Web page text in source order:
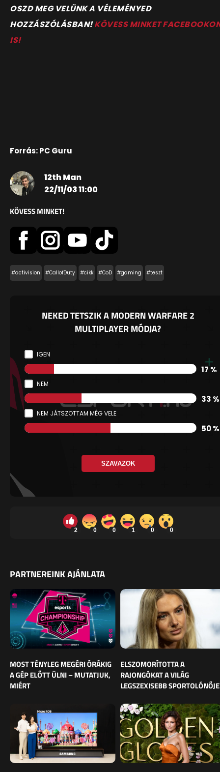
OSZD MEG VELÜNK A VÉLEMÉNYED
HOZZÁSZÓLÁSBAN!KÖVESS MINKET
IS!
Forrás: PC Guru
12th Man
22/11/03 11:00
KÖVESS MINKET!
#activision #CallofDuty #cikk #CoD #gaming #teszt
NEKED TETSZIK A MODERN WARFARE 2
MULTIPLAYER MÓDJA?
IGEN
17 %
NEM
33 %
NEM JÁTSZOTTAM MÉG VELE
50 %
SZAVAZOK
2 0 0 1 0 0
PARTNEREINK AJÁNLATA
MOST TÉNYLEG MEGÉRI ÓRÁKIG
A GÉP ELŐTT ÜLNI – MUTATJUK,
MIÉRT
ELSZOMORÍTOTTA A
RAJONGÓKAT A VILÁG
LEGSZEXISEBB SPORTOLÓNŐJE